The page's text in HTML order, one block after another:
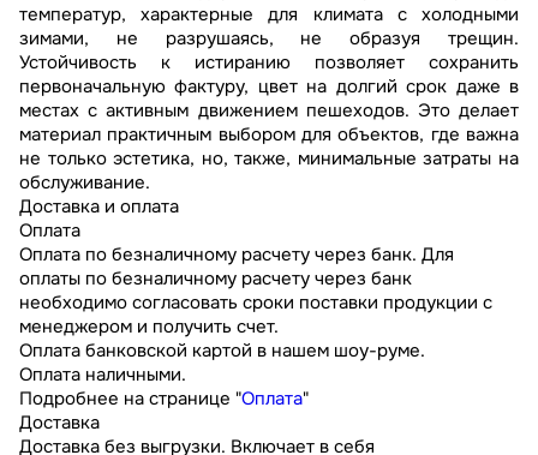
температур, характерные для климата с холодными
зимами, не разрушаясь, не образуя трещин.
Устойчивость к истиранию позволяет сохранить
первоначальную фактуру, цвет на долгий срок даже в
местах с активным движением пешеходов. Это делает
материал практичным выбором для объектов, где важна
не только эстетика, но, также, минимальные затраты на
обслуживание.
Доставка и оплата
Оплата
Оплата по безналичному расчету через банк. Для
оплаты по безналичному расчету через банк
необходимо согласовать сроки поставки продукции с
менеджером и получить счет.
Оплата банковской картой в нашем шоу-руме.
Оплата наличными.
Подробнее на странице "Оплата"
Доставка
Доставка без выгрузки. Включает в себя